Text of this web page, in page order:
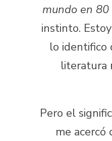
mundo en 80
instinto.
lo identifico
literatura
Pero el
me